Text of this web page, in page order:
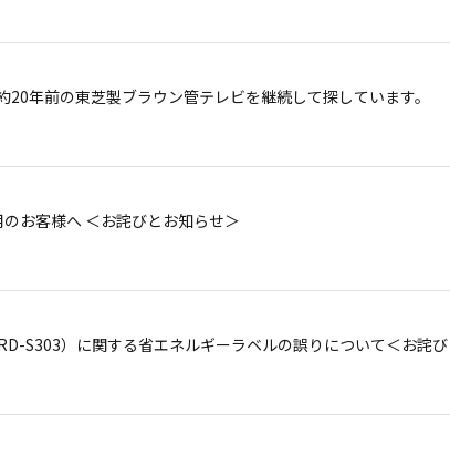
20年前の東芝製ブラウン管テレビを継続して探しています。
お客様へ ＜お詫びとお知らせ＞
S303）に関する省エネルギーラベルの誤りについて＜お詫び
客様へ ＜お詫びとお知らせ＞
」ご使用のお客様へ ＜大切なお知らせ＞
のお客様へ